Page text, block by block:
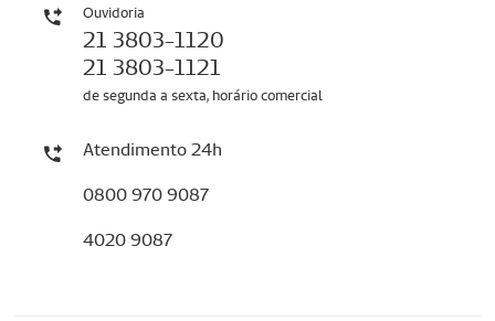
Ouvidoria
21 3803-1120
21 3803-1121
de segunda a sexta, horário comercial
Atendimento 24h
0800 970 9087
4020 9087